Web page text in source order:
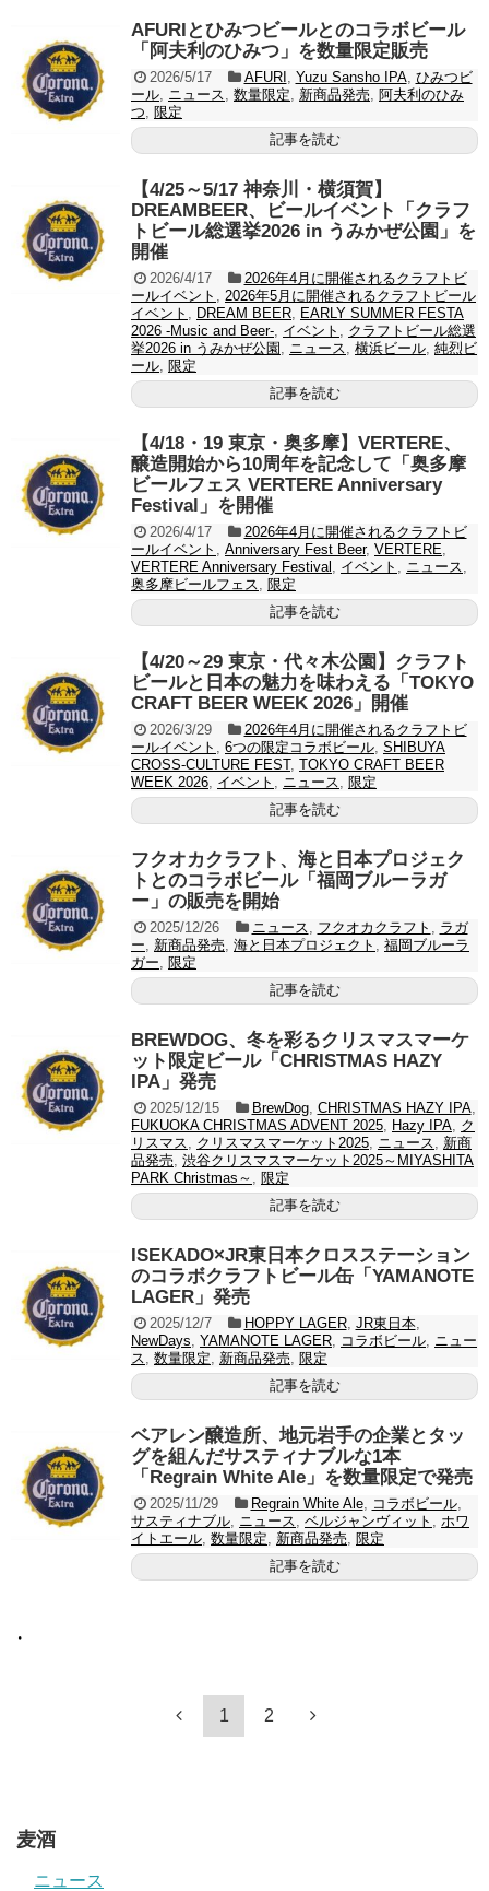
AFURIとひみつビールとのコラボビール
「阿夫利のひみつ」を数量限定販売
2026/5/17 AFURI , Yuzu Sansho IPA, ひみつビ
ール, ニュース, 数量限定, 新商品発売, 阿夫利のひみ
つ, 限定
記事を読む
【4/25～5/17 神奈川・横須賀】
DREAMBEER、ビールイベント「クラフ
トビール総選挙2026 in うみかぜ公園」を
開催
2026/4/17
2026年4月に開催されるクラフトビ
ールイベント , 2026年5月に開催されるクラフトビール
イベント , DREAM BEER, EARLY SUMMER FESTA
2026 -Music and Beer-, イベント , クラフトビール総選
挙2026 in うみかぜ公園 , ニュース, 横浜ビール, 純烈ビ
ール, 限定
記事を読む
【4/18・19 東京・奥多摩】VERTERE、
醸造開始から10周年を記念して「奥多摩
ビールフェス VERTERE Anniversary
Festival」を開催
2026/4/17
2026年4月に開催されるクラフトビ
ールイベント , Anniversary Fest Beer, VERTERE,
VERTERE Anniversary Festival , イベント , ニュース,
奥多摩ビールフェス, 限定
記事を読む
【4/20～29 東京・代々木公園】クラフト
ビールと日本の魅力を味わえる「TOKYO
CRAFT BEER WEEK 2026」開催
2026/3/29
2026年4月に開催されるクラフトビ
ールイベント , 6つの限定コラボビール, SHIBUYA
CROSS-CULTURE FEST, TOKYO CRAFT BEER
WEEK 2026, イベント , ニュース, 限定
記事を読む
フクオカクラフト、海と日本プロジェク
トとのコラボビール「福岡ブルーラガ
ー」の販売を開始
2025/12/26 ニュース, フクオカクラフト , ラガ
ー, 新商品発売, 海と日本プロジェクト , 福岡ブルーラ
ガー, 限定
記事を読む
BREWDOG、冬を彩るクリスマスマーケ
ット限定ビール「CHRISTMAS HAZY
IPA」発売
2025/12/15 BrewDog, CHRISTMAS HAZY IPA,
FUKUOKA CHRISTMAS ADVENT 2025, Hazy IPA, ク
リスマス, クリスマスマーケット2025, ニュース, 新商
品発売, 渋谷クリスマスマーケット2025～MIYASHITA
PARK Christmas～ , 限定
記事を読む
ISEKADO×JR東日本クロスステーション
のコラボクラフトビール缶「YAMANOTE
LAGER」発売
2025/12/7 HOPPY LAGER, JR東日本,
NewDays, YAMANOTE LAGER, コラボビール, ニュー
ス, 数量限定, 新商品発売, 限定
記事を読む
ベアレン醸造所、地元岩手の企業とタッ
グを組んだサスティナブルな1本
「Regrain White Ale」を数量限定で発売
2025/11/29 Regrain White Ale, コラボビール,
サスティナブル, ニュース, ベルジャンヴィット , ホワ
イトエール, 数量限定, 新商品発売, 限定
記事を読む
・
1 2
麦酒
ニュース